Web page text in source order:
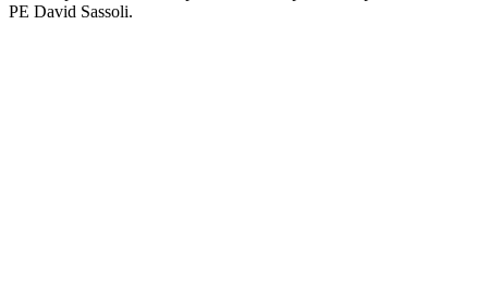
PE David Sassoli.